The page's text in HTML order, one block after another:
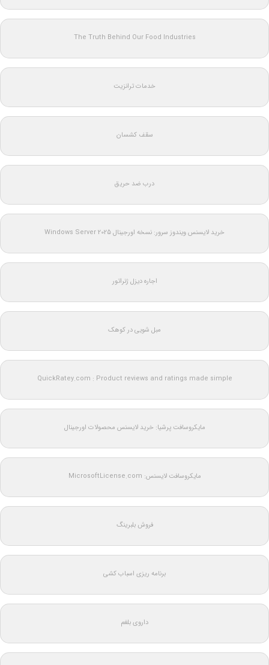
The Truth Behind Our Food Industries
خدمات ترانزیت
سقف کشسان
درب ضد حریق
خرید لایسنس ویندوز سرور: نسخه اورجینال Windows Server 2025
اجاره دیزل ژنراتور
مبل شویی در کوهک
QuickRatey.com : Product reviews and ratings made simple
مایکروسافت پرشیا: خرید لایسنس محصولات اورجینال
مایکروسافت لایسنس: MicrosoftLicense.com
فروش بلبرینگ
برنامه ریزی اسباب کشی
داروی بلغم